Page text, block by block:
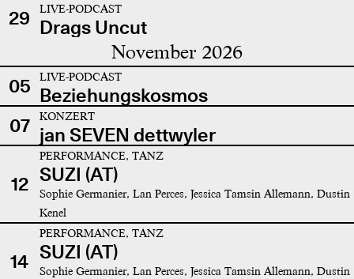
29
LIVE-PODCAST
Drags Uncut
November 2026
05 LIVE-PODCAST
Beziehungskosmos
07
KONZERT
jan SEVEN dettwyler
12
PERFORMANCE, TANZ
SUZI (AT)
Sophie Germanier, Lan Perces, Jessica Tamsin Allemann, Dustin
Kenel
14
PERFORMANCE, TANZ
SUZI (AT)
Sophie Germanier, Lan Perces, Jessica Tamsin Allemann, Dustin